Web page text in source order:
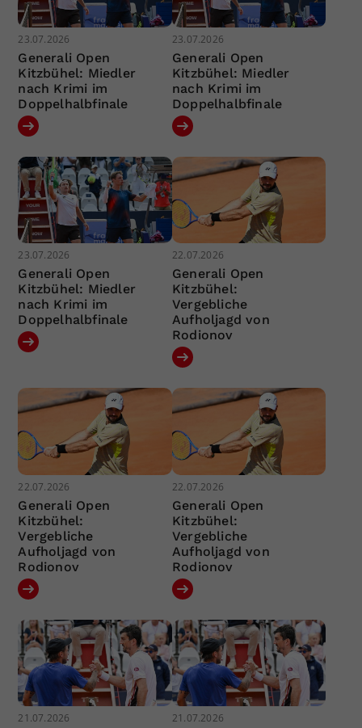
23.07.2026
Generali Open
Kitzbühel: Miedler
nach Krimi im
Doppelhalbfinale
23.07.2026
Generali Open
Kitzbühel: Miedler
nach Krimi im
Doppelhalbfinale
23.07.2026
Generali Open
Kitzbühel: Miedler
nach Krimi im
Doppelhalbfinale
22.07.2026
Generali Open
Kitzbühel:
Vergebliche
Aufholjagd von
Rodionov
22.07.2026
Generali Open
Kitzbühel:
Vergebliche
Aufholjagd von
Rodionov
22.07.2026
Generali Open
Kitzbühel:
Vergebliche
Aufholjagd von
Rodionov
21.07.2026 21.07.2026